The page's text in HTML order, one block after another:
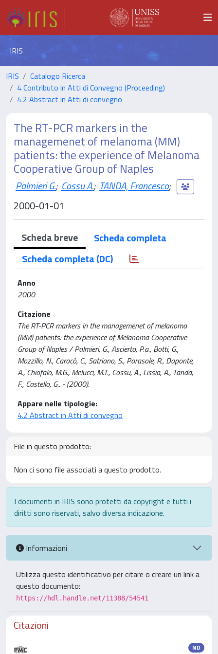
IRIS
IRIS
Catalogo Ricerca
4 Contributo in Atti di Convegno (Proceeding)
4.2 Abstract in Atti di convegno
The RT-PCR markers in the
managemenet of melanoma (MM)
patients: the experience of Melanoma
Cooperative Group of Naples
Palmieri G.; Cossu A.; TANDA, Francesco;
2000-01-01
Scheda breve
Scheda completa
Scheda completa (DC)
Anno
2000
Citazione
The RT-PCR markers in the managemenet of melanoma
(MM) patients: the experience of Melanoma Cooperative
Group of Naples / Palmieri, G., Ascierto, P.a., Botti, G.,
Mozzillo, N., Caracò, C., Satriano, S., Parasole, R., Daponte,
A., Chiofalo, M.G., Melucci, M.T., Cossu, A., Lissia, A., Tanda,
F., Castello, G.. - (2000).
Appare nelle tipologie:
4.2 Abstract in Atti di convegno
File in questo prodotto:
Non ci sono file associati a questo prodotto.
I documenti in IRIS sono protetti da copyright e tutti i
diritti sono riservati, salvo diversa indicazione.
Informazioni
Utilizza questo identificativo per citare o creare un link a
questo documento:
https://hdl.handle.net/11388/54541
Citazioni
ND